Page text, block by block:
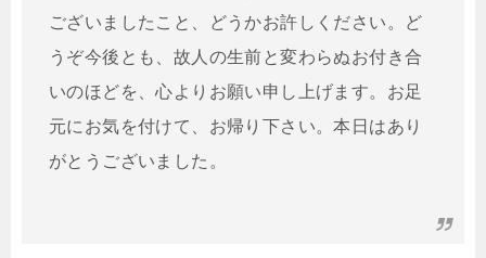
ございましたこと、どうかお許しください。ど
うぞ今後とも、故人の生前と変わらぬお付き合
いのほどを、心よりお願い申し上げます。お足
元にお気を付けて、お帰り下さい。本日はあり
がとうございました。